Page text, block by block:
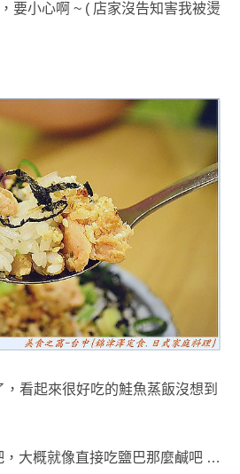
要小心啊 ~ ( 店家沒告知害我被燙
看起來很好吃的鮭魚蒸飯沒想到
，大概就像直接吃鹽巴那麼鹹吧 …